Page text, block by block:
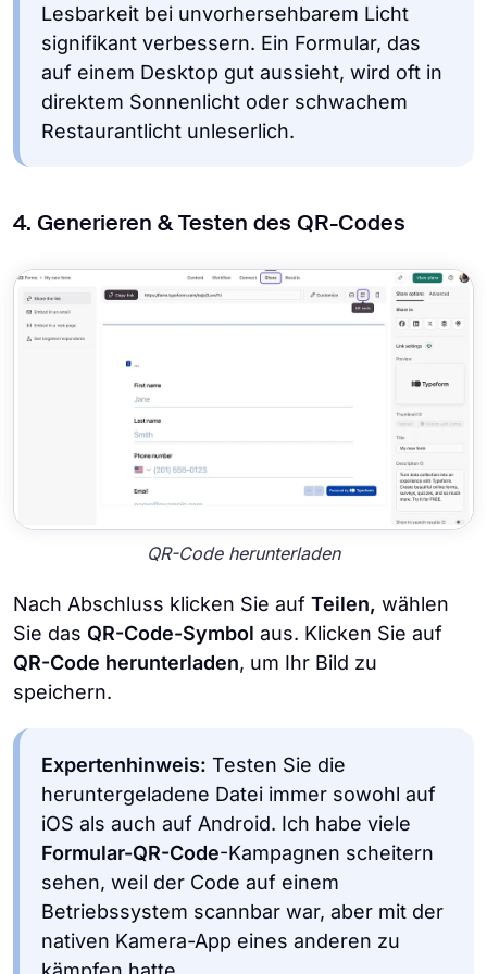
Lesbarkeit bei unvorhersehbarem Licht
signifikant verbessern. Ein Formular, das
auf einem Desktop gut aussieht, wird oft in
direktem Sonnenlicht oder schwachem
Restaurantlicht unleserlich.
4. Generieren & Testen des QR-Codes
QR-Code herunterladen
Nach Abschluss klicken Sie auf Teilen, wählen
Sie das QR-Code-Symbol aus. Klicken Sie auf
QR-Code herunterladen, um Ihr Bild zu
speichern.
Expertenhinweis: Testen Sie die
heruntergeladene Datei immer sowohl auf
iOS als auch auf Android. Ich habe viele
Formular-QR-Code-Kampagnen scheitern
sehen, weil der Code auf einem
Betriebssystem scannbar war, aber mit der
nativen Kamera-App eines anderen zu